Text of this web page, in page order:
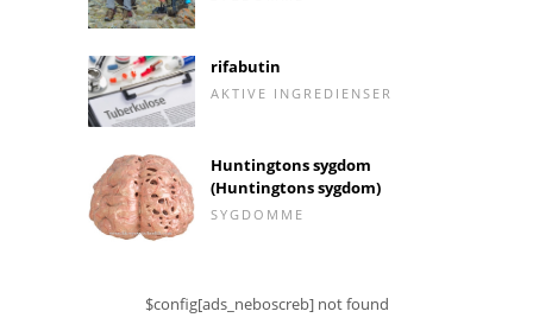
rifabutin
AKTIVE INGREDIENSER
Huntingtons sygdom
(Huntingtons sygdom)
SYGDOMME
$config[ads_neboscreb] not found